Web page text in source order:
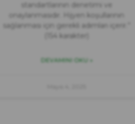
standartlarının denetimi ve
onaylanmasıdır. Hijyen koşullarının
sağlanması için gerekli adımları içerir.”
(154 karakter)
DEVAMINI OKU »